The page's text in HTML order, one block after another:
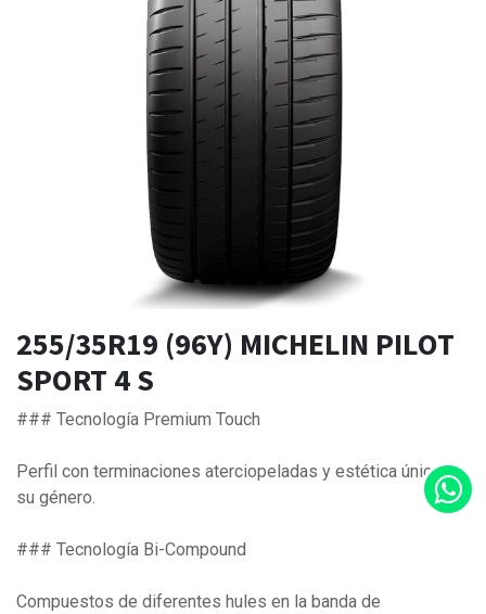
255/35R19 (96Y) MICHELIN PILOT
SPORT 4 S
### Tecnología Premium Touch
Perfil con terminaciones aterciopeladas y estética única en
su género.
### Tecnología Bi-Compound
Compuestos de diferentes hules en la banda de